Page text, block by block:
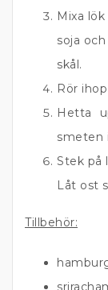
Mixa
soja
skål.
Rör
Hetta
smeten
Stek på
Låt ost
Tillbehör: